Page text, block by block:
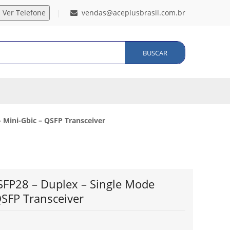
vendas@aceplusbrasil.com.br
BUSCAR
Gbic – QSFP Transceiver
– Duplex – Single Mode
Transceiver